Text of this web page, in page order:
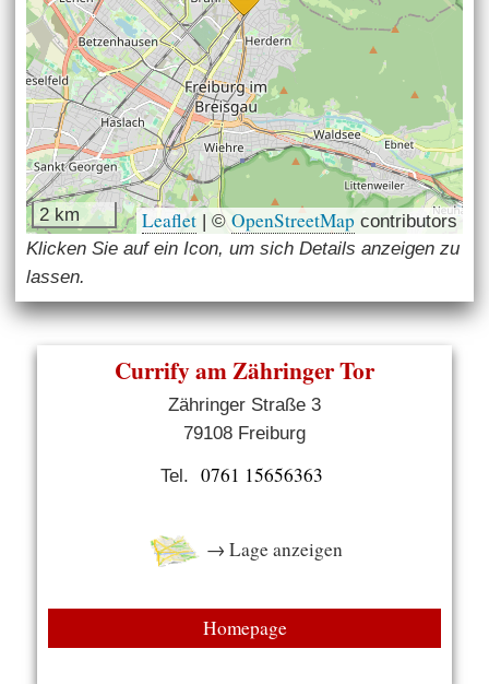
2 km Leaflet | © OpenStreetMap contributors
Klicken Sie auf ein Icon, um sich Details anzeigen zu
lassen.
Currify am Zähringer Tor
Zähringer Straße 3
79108 Freiburg
Tel. 0761 15656363
→ Lage anzeigen
Homepage